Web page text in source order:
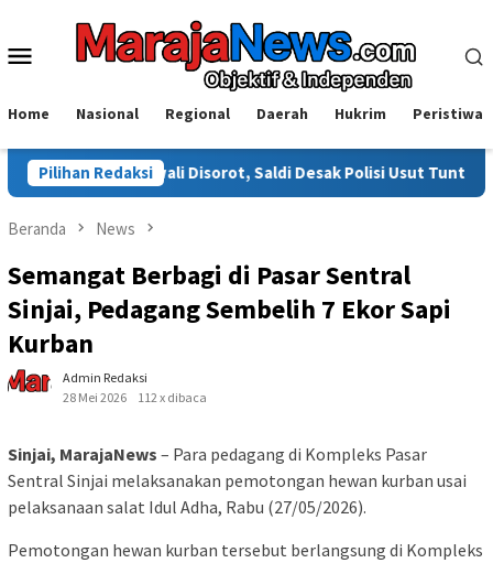
konten
Menu
Home Nasional Regional Daerah Hukrim Peristiwa
Pilihan Redaksi
Disorot, Saldi Desak Polisi Usut Tuntas Warga
Beranda News
Semangat Berbagi di Pasar Sentral
Sinjai, Pedagang Sembelih 7 Ekor Sapi
Kurban
Admin Redaksi
28 Mei 2026
112 x dibaca
Sinjai, MarajaNews – Para pedagang di Kompleks Pasar
Sentral Sinjai melaksanakan pemotongan hewan kurban usai
pelaksanaan salat Idul Adha, Rabu (27/05/2026).
Pemotongan hewan kurban tersebut berlangsung di Kompleks